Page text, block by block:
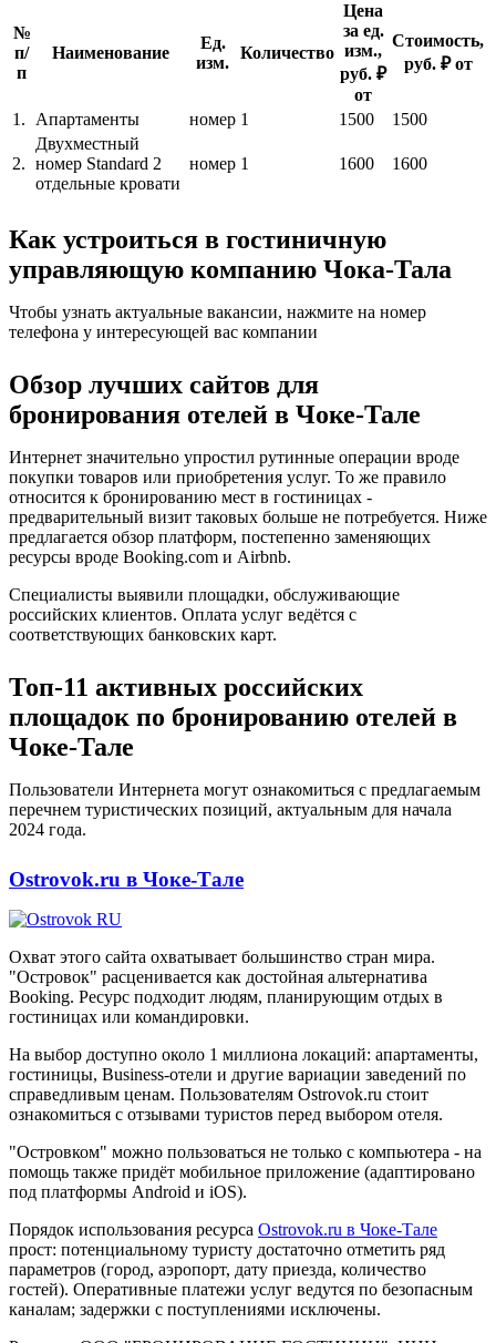
№
п/
п
Наименование
Ед.
изм.
Количество
Цена
за ед.
изм.,
руб. ₽
от
Стоимость,
руб. ₽ от
1. Апартаменты номер 1 1500 1500
2.
Двухместный
номер Standard 2
отдельные кровати
номер 1 1600 1600
Как устроиться в гостиничную
управляющую компанию Чока-Тала
Чтобы узнать актуальные вакансии, нажмите на номер
телефона у интересующей вас компании
Обзор лучших сайтов для
бронирования отелей в Чоке-Тале
Интернет значительно упростил рутинные операции вроде
покупки товаров или приобретения услуг. То же правило
относится к бронированию мест в гостиницах -
предварительный визит таковых больше не потребуется. Ниже
предлагается обзор платформ, постепенно заменяющих
ресурсы вроде Booking.com и Airbnb.
Специалисты выявили площадки, обслуживающие
российских клиентов. Оплата услуг ведётся с
соответствующих банковских карт.
Топ-11 активных российских
площадок по бронированию отелей в
Чоке-Тале
Пользователи Интернета могут ознакомиться с предлагаемым
перечнем туристических позиций, актуальным для начала
2024 года.
Ostrovok.ru в Чоке-Тале
Охват этого сайта охватывает большинство стран мира.
"Островок" расценивается как достойная альтернатива
Booking. Ресурс подходит людям, планирующим отдых в
гостиницах или командировки.
На выбор доступно около 1 миллиона локаций: апартаменты,
гостиницы, Business-отели и другие вариации заведений по
справедливым ценам. Пользователям Ostrovok.ru стоит
ознакомиться с отзывами туристов перед выбором отеля.
"Островком" можно пользоваться не только с компьютера - на
помощь также придёт мобильное приложение (адаптировано
под платформы Android и iOS).
Порядок использования ресурса Ostrovok.ru в Чоке-Тале
прост: потенциальному туристу достаточно отметить ряд
параметров (город, аэропорт, дату приезда, количество
гостей). Оперативные платежи услуг ведутся по безопасным
каналам; задержки с поступлениями исключены.